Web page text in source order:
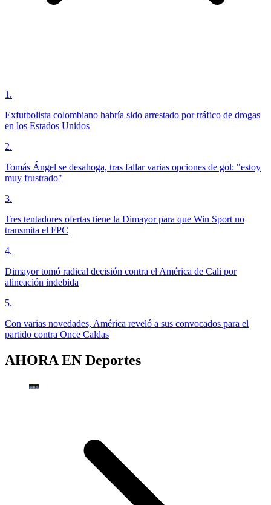
1 .
Exfutbolista colombiano habría sido arrestado por tráfico de drogas
en los Estados Unidos
2.
Tomás Ángel se desahoga, tras fallar varias opciones de gol: "estoy
muy frustrado"
3.
Tres tentadores ofertas tiene la Dimayor para que Win Sport no
transmita el FPC
4.
Dimayor tomó radical decisión contra el América de Cali por
alineación indebida
5.
Con varias novedades, América reveló a sus convocados para el
partido contra Once Caldas
AHORA EN Deportes